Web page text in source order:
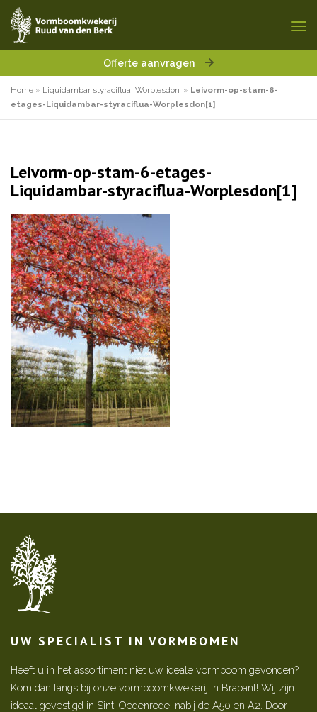
Offerte aanvragen
Home » Liquidambar styraciflua ‘Worplesdon’ » Leivorm-op-stam-6-
etages-Liquidambar-styraciflua-Worplesdon[1]
Leivorm-op-stam-6-etages-
Liquidambar-styraciflua-Worplesdon[1]
UW SPECIALIST IN VORMBOMEN
Heeft u in het assortiment niet uw ideale vormboom gevonden?
Kom dan langs bij onze vormboomkwekerij in Brabant! Wij zijn
ideaal gevestigd in Sint-Oedenrode, nabij de A50 en A2. Door